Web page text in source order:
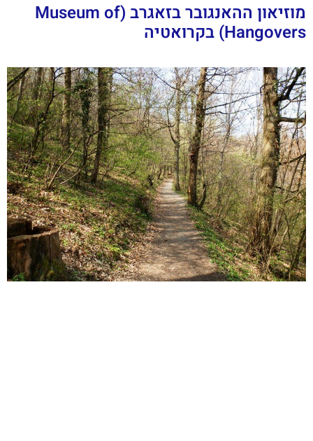
מוזיאון ההאנגובר בזאגרב (Museum of
Hangovers) בקרואטיה